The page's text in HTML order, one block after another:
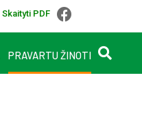
Skaityti PDF
PRAVARTU ŽINOTI